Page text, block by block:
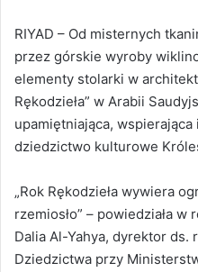
RIYAD – Od misternych
przez górskie wyroby
elementy stolarki w
Rękodzieła” w Arabii
upamiętniająca,
dziedzictwo kulturowe
„Rok Rękodzieła wywiera
rzemiosło” – powiedziała
Dalia Al-Yahya, dyrektor ds.
Dziedzictwa przy